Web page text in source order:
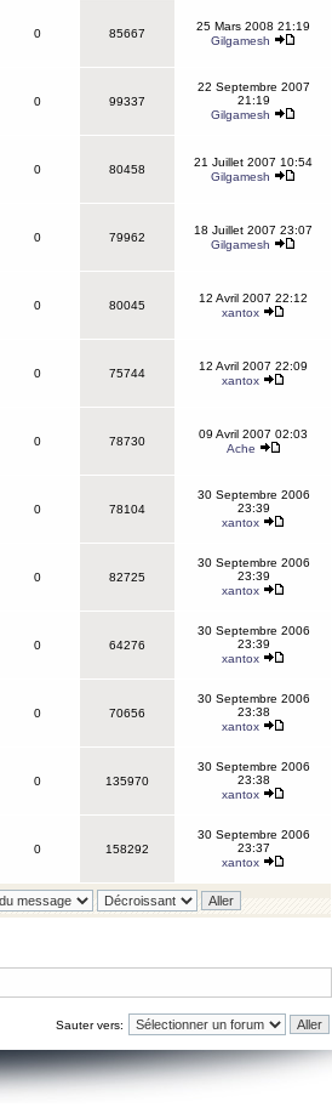
0 85667
25 Mars 2008 21:19
Gilgamesh
0 99337
22 Septembre 2007
21:19
Gilgamesh
0 80458
21 Juillet 2007 10:54
Gilgamesh
0 79962
18 Juillet 2007 23:07
Gilgamesh
0 80045
12 Avril 2007 22:12
xantox
0 75744
12 Avril 2007 22:09
xantox
0 78730
09 Avril 2007 02:03
Ache
0 78104
30 Septembre 2006
23:39
xantox
0 82725
30 Septembre 2006
23:39
xantox
0 64276
30 Septembre 2006
23:39
xantox
0 70656
30 Septembre 2006
23:38
xantox
0 135970
30 Septembre 2006
23:38
xantox
0 158292
30 Septembre 2006
23:37
xantox
Sauter vers: